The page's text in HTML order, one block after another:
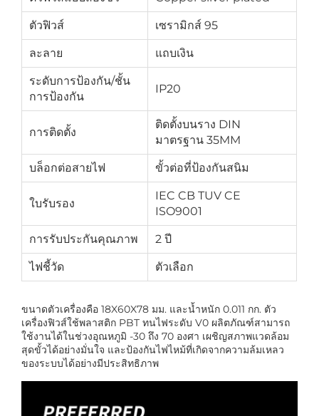
ตัวฟิวส์ เซรามิกส์ 95
ละลาย แถบเงิน
ระดับการป้องกัน/ชั้น
การป้องกัน
IP20
การติดตั้ง
ติดตั้งบนราง DIN
มาตรฐาน 35MM
บล็อกต่อสายไฟ ขั้วต่อที่ป้องกันสนิม
ใบรับรอง
IEC CB TUV CE
ISO9001
การรับประกันคุณภาพ 2 ปี
ไฟชี้วัด ตัวเลือก
ขนาดตัวเครื่องคือ 18X60X78 มม. และน้ำหนัก 0.011 กก. ตัว
เครื่องฟิวส์ใช้พลาสติก PBT ทนไฟระดับ V0 ผลิตภัณฑ์สามารถ
ใช้งานได้ในช่วงอุณหภูมิ -30 ถึง 70 องศา เผชิญสภาพแวดล้อม
สุดขั้วได้อย่างมั่นใจ และป้องกันไฟไหม้ที่เกิดจากความล้มเหลว
ของระบบได้อย่างมีประสิทธิภาพ